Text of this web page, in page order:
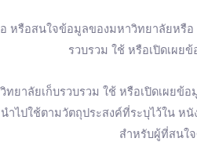
หรือสนใจข้อมูลของมหาวิทยาลัยหรื
รวบรวม ใช้ หรือเปิดเผย
ทยาลัยเก็บรวบรวม ใช้ หรือเปิดเผย
ำไปใช้ตามวัตถุประสงค์ที่ระบุไว้ใน
สำหรับผู้ที่สนใ